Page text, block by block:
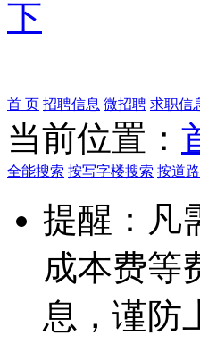
首 页 招聘信息 微招聘 求职信
当前位置：
全能搜索 按写字楼搜索 按道
提醒：凡
成本费等
息，谨防